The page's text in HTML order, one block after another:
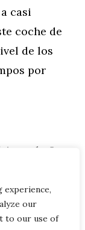
experience,
our
to our use of
casi
coche de
de los
por
al año:
del